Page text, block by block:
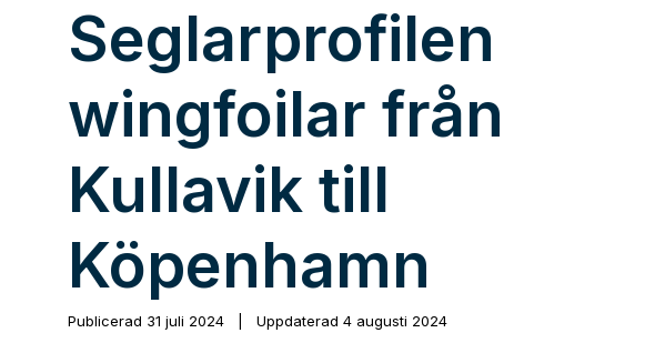
Seglarprofilen
wingfoilar från
Kullavik till
Köpenhamn
Publicerad 31 juli 2024 Uppdaterad 4 augusti 2024